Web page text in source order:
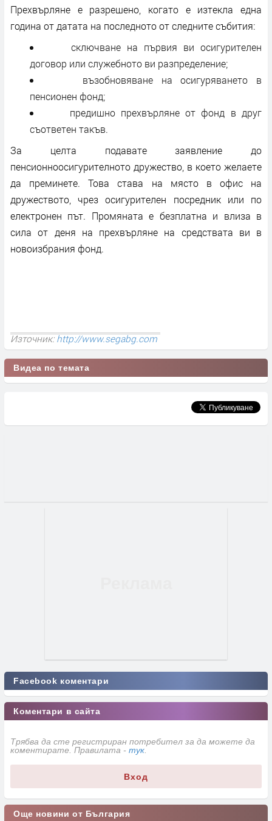
Прехвърляне е разрешено, когато е изтекла една
година от датата на последното от следните събития:
сключване на първия ви осигурителен
договор или служебното ви разпределение;
възобновяване на осигуряването в
пенсионен фонд;
предишно прехвърляне от фонд в друг
съответен такъв.
За целта подавате заявление до
пенсионноосигурителното дружество, в което желаете
да преминете. Това става на място в офис на
дружеството, чрез осигурителен посредник или по
електронен път. Промяната е безплатна и влиза в
сила от деня на прехвърляне на средствата ви в
новоизбрания фонд.
Източник:http://www.segabg.com
Видеа по темата
Facebook коментари
Коментари в сайта
Трябва да сте регистриран потребител за да можете да
коментирате. Правилата - тук
Вход
Още новини от България